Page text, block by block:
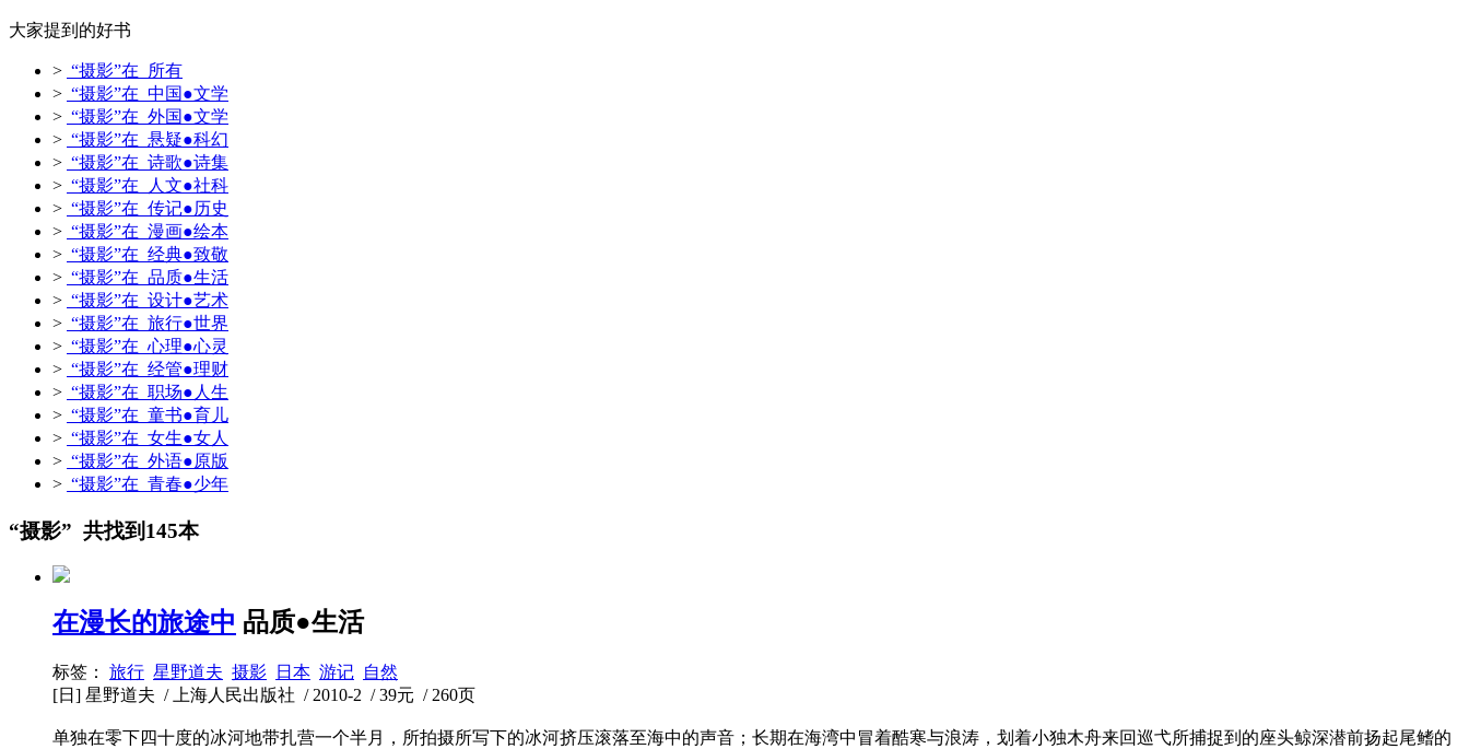
大家提到的好书
> “摄影”在 所有
> “摄影”在 中国●文学
> “摄影”在 外国●文学
> “摄影”在 悬疑●科幻
> “摄影”在 诗歌●诗集
> “摄影”在 人文●社科
> “摄影”在 传记●历史
> “摄影”在 漫画●绘本
> “摄影”在 经典●致敬
> “摄影”在 品质●生活
> “摄影”在 设计●艺术
> “摄影”在 旅行●世界
> “摄影”在 心理●心灵
> “摄影”在 经管●理财
> “摄影”在 职场●人生
> “摄影”在 童书●育儿
> “摄影”在 女生●女人
> “摄影”在 外语●原版
> “摄影”在 青春●少年
“摄影” 共找到145本
在漫长的旅途中 品质●生活
标签： 旅行 星野道夫 摄影 日本 游记 自然
[日] 星野道夫 / 上海人民出版社 / 2010-2 / 39元 / 260页
单独在零下四十度的冰河地带扎营一个半月，所拍摄所写下的冰河挤压滚落至海中的声音；长期在海湾中冒着酷寒与浪涛，划着小独木舟来回巡弋所捕捉到的座头鲸深潜前扬起尾鳍的